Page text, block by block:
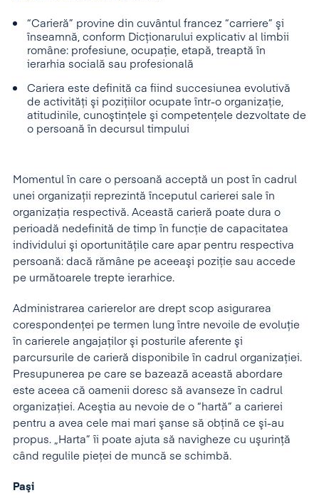
“Carieră” provine din cuvântul francez “carriere” şi
înseamnă, conform Dicţionarului explicativ al limbii
române: profesiune, ocupaţie, etapă, treaptă în
ierarhia socială sau profesională
Cariera este definită ca fiind succesiunea evolutivă
de activităţi şi poziţiilor ocupate într-o organizaţie,
atitudinile, cunoştinţele şi competenţele dezvoltate de
o persoană în decursul timpului
Momentul în care o persoană acceptă un post în cadrul
unei organizaţii reprezintă începutul carierei sale în
organizaţia respectivă. Această carieră poate dura o
perioadă nedefinită de timp în funcţie de capacitatea
individului şi oportunităţile care apar pentru respectiva
persoană: dacă rămâne pe aceeaşi poziţie sau accede
pe următoarele trepte ierarhice.
Administrarea carierelor are drept scop asigurarea
corespondenţei pe termen lung între nevoile de evoluţie
în carierele angajaţilor şi posturile aferente şi
parcursurile de carieră disponibile în cadrul organizaţiei.
Presupunerea pe care se bazează această abordare
este aceea că oamenii doresc să avanseze în cadrul
organizaţiei. Aceştia au nevoie de o “hartă” a carierei
pentru a avea cele mai mari şanse să obţină ce şi-au
propus. „Harta” îi poate ajuta să navigheze cu uşurinţă
când regulile pieţei de muncă se schimbă.
Paşi